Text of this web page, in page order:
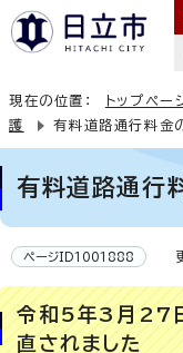
現在の位置： トップペー
護
有料道路通行料金
有料道路通行
ページID1001888 更
令和5年3月27
直されました